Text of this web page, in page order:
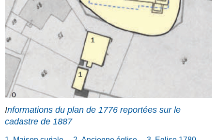
Informations du plan de 1776 reportées sur le
cadastre de 1887